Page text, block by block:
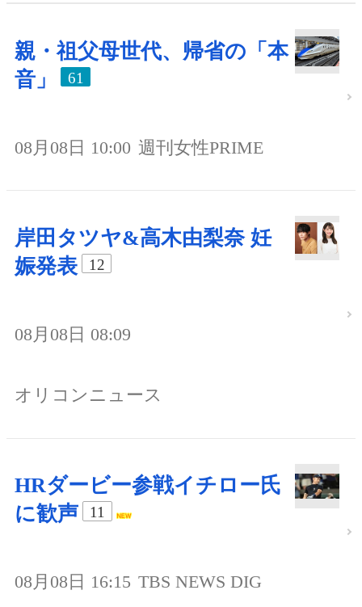
親・祖父母世代、帰省の「本
音」
61
08月08日 10:00 週刊女性PRIME
岸田タツヤ&高木由梨奈 妊
娠発表
12
08月08日 08:09
オリコンニュース
HRダービー参戦イチロー氏
に歓声
11
08月08日 16:15 TBS NEWS DIG